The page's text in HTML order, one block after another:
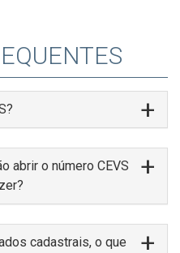
abrir o número CEVS
cadastrais, o que